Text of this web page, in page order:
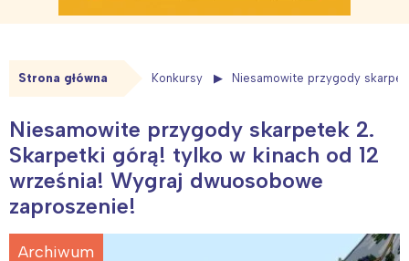
Strona główna Konkursy Niesamowite przygody
Niesamowite przygody skarpetek 2.
Skarpetki górą! tylko w kinach od 12
września! Wygraj dwuosobowe
zaproszenie!